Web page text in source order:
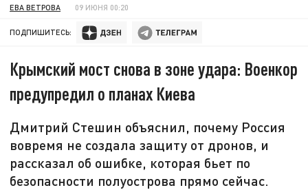
ЕВА ВЕТРОВА 09 ИЮНЯ 00:20
ПОДПИШИТЕСЬ:
Крымский мост снова в зоне удара: Военкор
предупредил о планах Киева
Дмитрий Стешин объяснил, почему Россия
вовремя не создала защиту от дронов, и
рассказал об ошибке, которая бьет по
безопасности полуострова прямо сейчас.